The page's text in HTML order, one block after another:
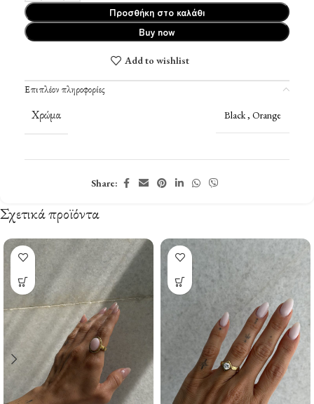
Προσθήκη στο καλάθι
Buy now
Add to wishlist
Επιπλέον πληροφορίες
Χρώμα Black, Orange
Share:
Σχετικά προϊόντα